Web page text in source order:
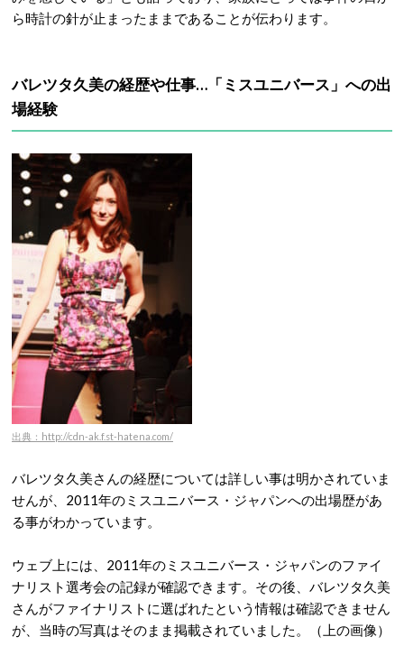
ら時計の針が止まったままであることが伝わります。
バレツタ久美の経歴や仕事…「ミスユニバース」への出
場経験
出典：http://cdn-ak.f.st-hatena.com/
バレツタ久美さんの経歴については詳しい事は明かされていま
せんが、2011年のミスユニバース・ジャパンへの出場歴があ
る事がわかっています。
ウェブ上には、2011年のミスユニバース・ジャパンのファイ
ナリスト選考会の記録が確認できます。その後、バレツタ久美
さんがファイナリストに選ばれたという情報は確認できません
が、当時の写真はそのまま掲載されていました。（上の画像）